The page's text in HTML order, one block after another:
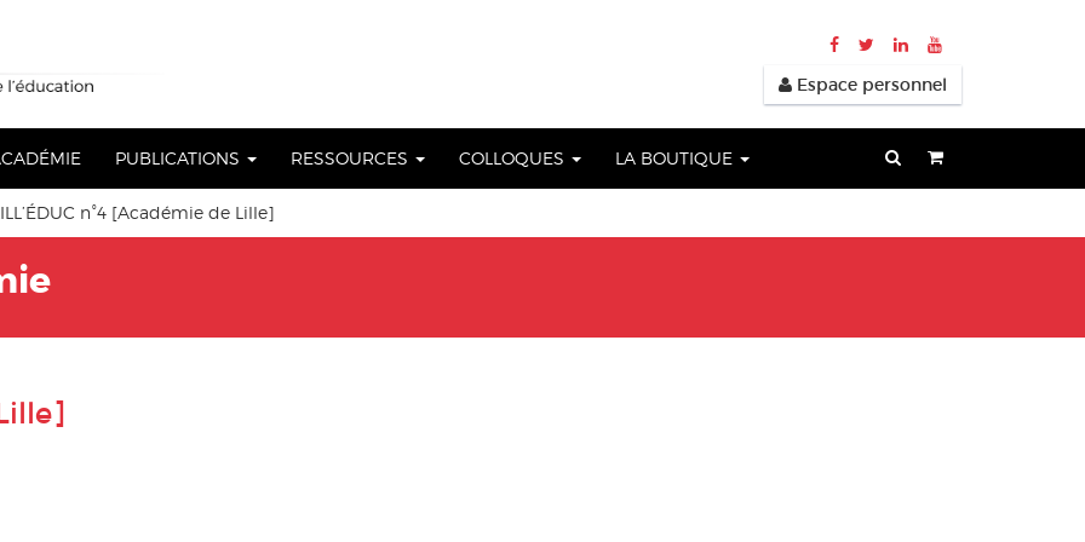
Espace personnel
PUBLICATIONS RESSOURCES COLLOQUES LA BOUTIQUE
n°4 [Académie de Lille]